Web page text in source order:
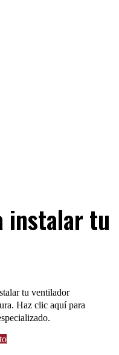
instalar tu
tu ventilador
Haz clic aquí para